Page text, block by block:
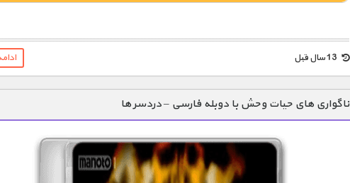
1900 تومان – خريد لينک دانلود (افزودن به سبد خريد)
13 سال قبل
ناگواری های حیات وحش با دوبله فارسی – دردسر ها